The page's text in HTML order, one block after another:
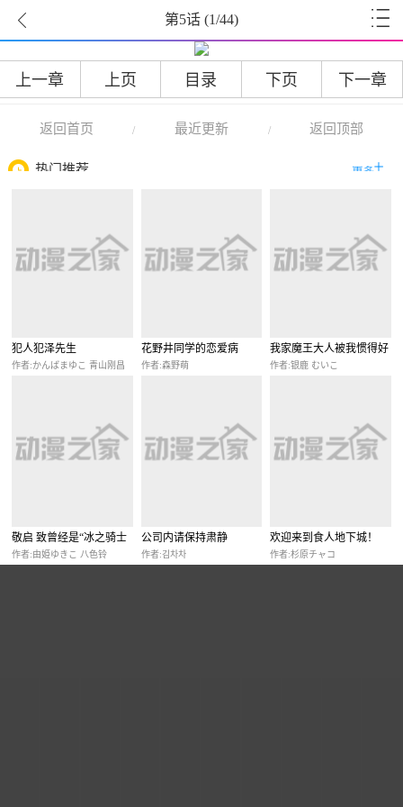
第5话 (1/44)
上一章 上页 目录 下页 下一章
返回首页 / 最近更新 / 返回顶部
热门推荐
犯人犯泽先生
作者:かんばまゆこ 青山刚昌
花野井同学的恋爱病
作者:森野萌
我家魔王大人被我惯得好
任性
作者:银鹿 むいこ
敬启 致曾经是“冰之骑士
和名不符实公主”的我们
作者:由姫ゆきこ 八色铃
公司内请保持肃静
作者:김차차
欢迎来到食人地下城！
作者:杉原チャコ